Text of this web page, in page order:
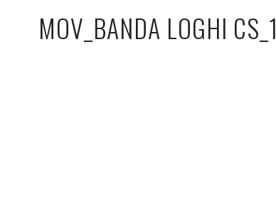
MOV_BANDA LOGHI CS_1